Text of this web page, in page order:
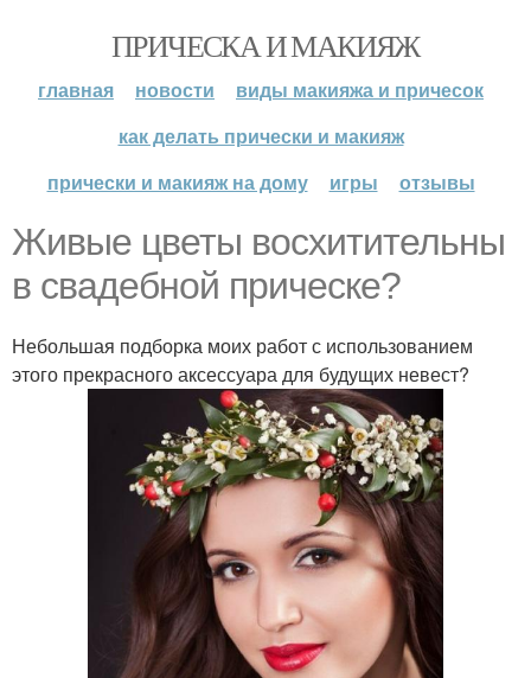
ПРИЧЕСКА И МАКИЯЖ
главная новости
виды макияжа и причесок
как делать прически и макияж
прически и макияж на дому
игры отзывы
Живые цветы восхитительны
в свадебной прическе?
Небольшая подборка моих работ с использованием
этого прекрасного аксессуара для будущих невест?